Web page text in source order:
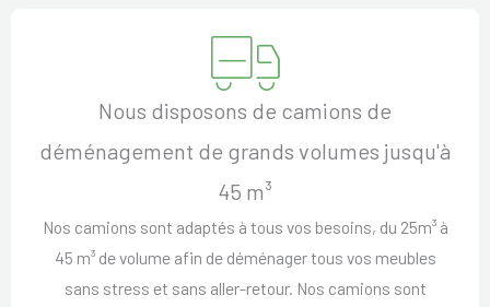
Nous disposons de camions de
déménagement de grands volumes jusqu'à
45 m³
Nos camions sont adaptés à tous vos besoins, du 25m³ à
45 m³ de volume afin de déménager tous vos meubles
sans stress et sans aller-retour. Nos camions sont